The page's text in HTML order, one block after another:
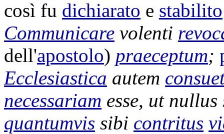
così fu dichiarato e stabilito
Communicare volenti
dell'apostolo) praeceptum;
Ecclesiastica autem
necessariam esse, ut
quantumvis sibi contritus